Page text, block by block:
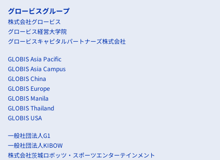
グロービスグループ
株式会社グロービス
グロービス経営大学院
グロービスキャピタルパートナーズ株式会社
GLOBIS Asia Pacific
GLOBIS Asia Campus
GLOBIS China
GLOBIS Europe
GLOBIS Manila
GLOBIS Thailand
GLOBIS USA
一般社団法人G1
一般社団法人KIBOW
株式会社茨城ロボッツ・スポーツエンターテインメント